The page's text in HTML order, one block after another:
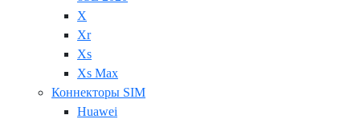
X
Xr
Xs
Xs Max
Коннекторы SIM
Huawei